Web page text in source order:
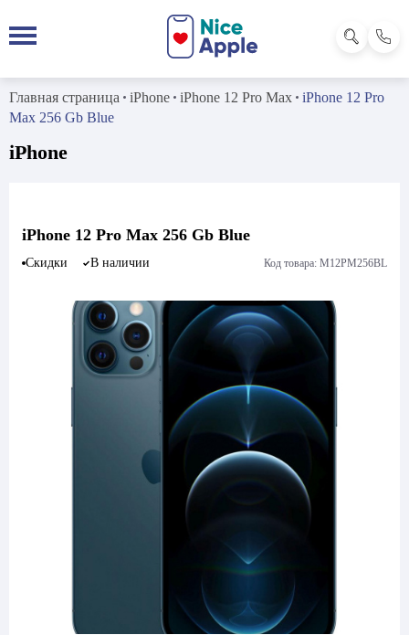
Главная страница iPhone iPhone 12 Pro Max
iPhone 12 Pro
Max 256 Gb Blue
iPhone
iPhone 12 Pro Max 256 Gb Blue
Скидки В наличии Код товара: M12PM256BL